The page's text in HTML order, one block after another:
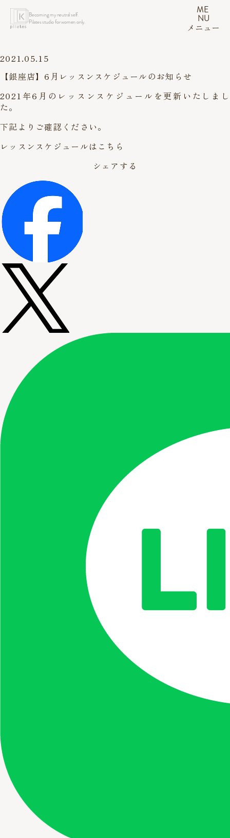
Becoming my neutral self.
Pilates studio for women only.
ME
NU
メニュー
2021.05.15
【銀座店】6月レッスンスケジュールのお知らせ
2021年6月のレッスンスケジュールを更新いたしまし
た。
下記よりご確認ください。
レッスンスケジュールはこちら
シェアする